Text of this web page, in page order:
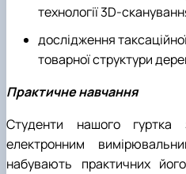
технології 3D-
дослідження
товарної структури
Практичне навчання
Студенти нашого гуртка
електронним
набувають практичних